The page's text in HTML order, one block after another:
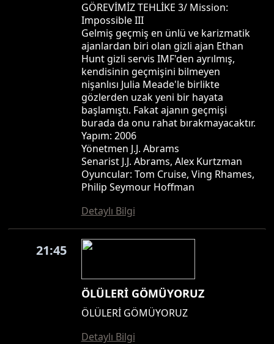
GÖREVİMİZ TEHLİKE 3/ Mission:
Impossible III
Gelmiş geçmiş en ünlü ve karizmatik
ajanlardan biri olan gizli ajan Ethan
Hunt gizli servis IMF'den ayrılmış,
kendisinin geçmişini bilmeyen
nişanlısı Julia Meade'le birlikte
gözlerden uzak yeni bir hayata
başlamıştı. Fakat ajanın geçmişi
burada da onu rahat bırakmayacaktır.
Yapım: 2006
Yönetmen J.J. Abrams
Senarist J.J. Abrams, Alex Kurtzman
Oyuncular: Tom Cruise, Ving Rhames,
Philip Seymour Hoffman
Detaylı Bilgi
21:45
ÖLÜLERİ GÖMÜYORUZ
ÖLÜLERİ GÖMÜYORUZ
Detaylı Bilgi